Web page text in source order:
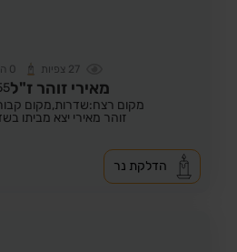
27 צפיות 0
מאירי זוהר ז"ל
מקום רצח:שדרות,מקום
זוהר מאירי יצא מביתו
הדלקת נר